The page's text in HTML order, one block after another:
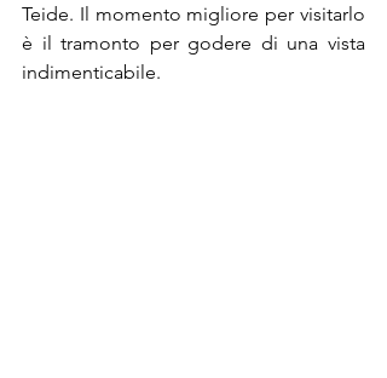
Teide. Il momento migliore per visitarlo
è il tramonto per godere di una vista
indimenticabile.